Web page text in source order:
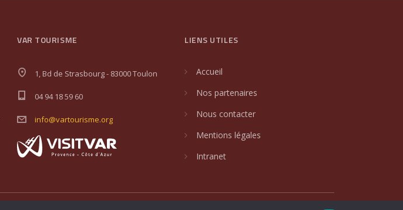
VAR TOURISME
1, Bd de Strasbourg - 83000 Toulon
04 94 18 59 60
info@vartourisme.org
LIENS UTILES
Accueil
Nos partenaires
Nous contacter
Mentions légales
Intranet